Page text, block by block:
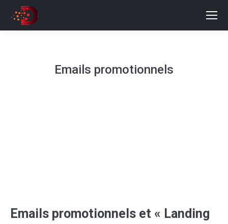
Emails promotionnels
Emails promotionnels et « Landing